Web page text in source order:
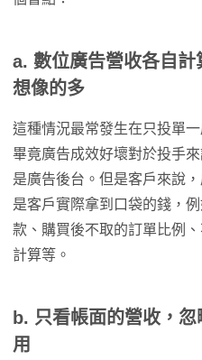
a. 數位廣告營收各自
想像的多
這種情況最常發生在只投單
畢竟廣告成效好壞對於投手
是廣告後台。但是客戶來說
是客戶實際拿到口袋的錢，
款、購買後不取的訂單比例
計算等。
b. 只看帳面的營收，
用